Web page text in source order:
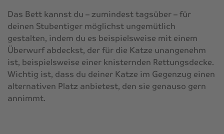
Das Bett kannst du – zumindest tagsüber – für
deinen Stubentiger möglichst ungemütlich
gestalten, indem du es beispielsweise mit einem
Überwurf abdeckst, der für die Katze unangenehm
ist, beispielsweise einer knisternden Rettungsdecke.
Wichtig ist, dass du deiner Katze im Gegenzug einen
alternativen Platz anbietest, den sie genauso gern
annimmt.